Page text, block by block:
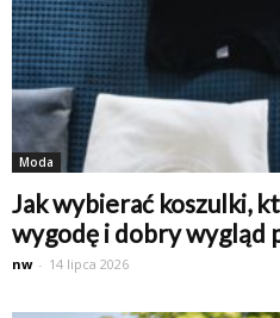
Moda
Jak wybierać koszulki,
wygodę i dobry wygląd
nw - 14 lipca 2026